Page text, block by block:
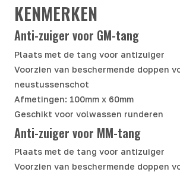
KENMERKEN
Anti-zuiger voor GM-tang
Plaats met de tang voor antizuiger
Voorzien van beschermende doppen
neustussenschot
Afmetingen: 100mm x 60mm
Geschikt voor volwassen runderen
Anti-zuiger voor MM-tang
Plaats met de tang voor antizuiger
Voorzien van beschermende doppen